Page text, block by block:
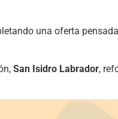
una oferta
San Isidro Labrador,